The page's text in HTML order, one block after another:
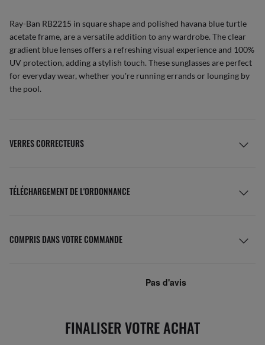
Ray-Ban RB2215 in square shape and polished havana blue turtle
acetate frame, are a versatile addition to any wardrobe. The clear
gradient blue lenses offers a refreshing visual experience and 100%
UV protection, adding a stylish touch. These sunglasses are perfect
for everyday wear, whether you're running errands or lounging by
the pool.
VERRES CORRECTEURS
TÉLÉCHARGEMENT DE L'ORDONNANCE
COMPRIS DANS VOTRE COMMANDE
FINALISER VOTRE ACHAT